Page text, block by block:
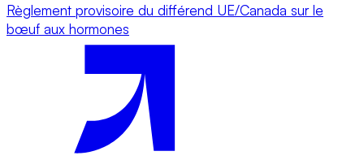
Règlement provisoire du différend UE/Canada sur le
bœuf aux hormones